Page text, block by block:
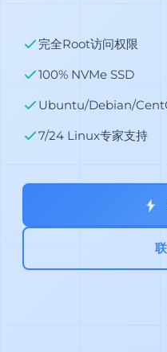
完全Root访问权限
100% NVMe SSD
Ubuntu/Debian/
7/24 Linux专家支持